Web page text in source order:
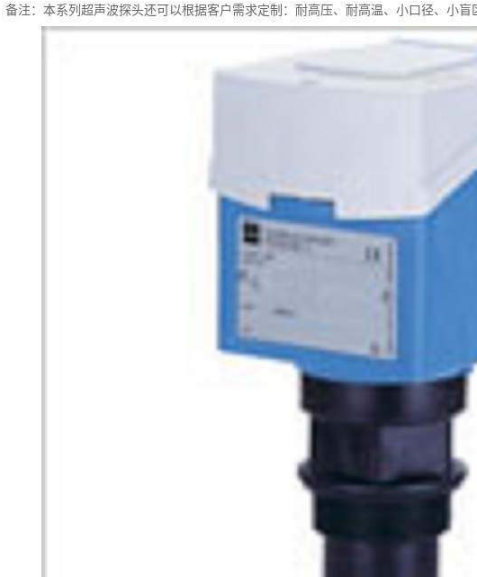
备注：本系列超声波探头还可以根据客户需求定制：耐高压、耐高温、小口径、小盲